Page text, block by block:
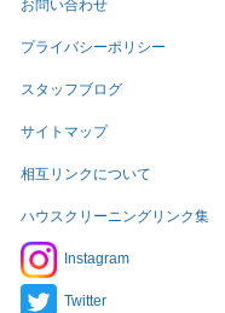
お問い合わせ
プライバシーポリシー
スタッフブログ
サイトマップ
相互リンクについて
ハウスクリーニングリンク集
Instagram
Twitter